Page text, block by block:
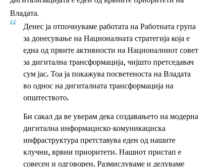
Владата.
Денес ја отпочнуваме работата на Работната група
за донесување на Националната стратегија која е
една од првите активности на Националниот совет
за дигитална трансформација, чијшто претседавач
сум јас. Тоа ја покажува посветеноста на Владата
во однос на дигиталната трансформација на
општеството.
Би сакал да ве уверам дека создавањето на модерна
дигитална информациско-комуникациска
инфраструктура претставува еден од нашите
клучни, врвни приоритети. Нашиот пристап е
совесен и одговорен. Размислуваме и делуваме